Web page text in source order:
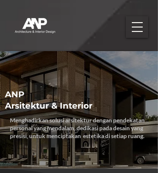
ANP
Arsitektur & Interior
Menghadirkan solusi arsitektur dengan pendekatan
personal yang mendalam, dedikasi pada desain yang
presisi, untuk menciptakan estetika di setiap ruang.